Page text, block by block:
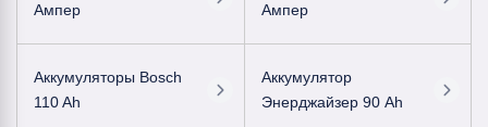
Ампер
Ампер
Аккумуляторы Bosch
110 Ah
Аккумулятор
Энерджайзер 90 Ah